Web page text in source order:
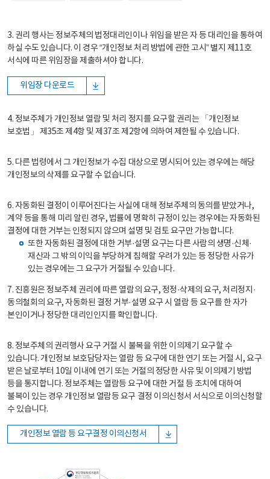
3. 권리 행사는 정보주체의 법정대리인이나 위임을 받은 자 등 대리인을 통하여
하실 수도 있습니다. 이 경우 “개인정보 처리 방법에 관한 고시” 별지 제11호
서식에 따른 위임장을 제출하셔야 합니다.
위임장 다운로드
4. 정보주체가 개인정보 열람 및 처리 정지를 요구할 권리는 「개인정보
보호법」 제35조 제4항 및 제37조 제2항에 의하여 제한될 수 있습니다.
5. 다른 법령에서 그 개인정보가 수집 대상으로 명시되어 있는 경우에는 해당
개인정보의 삭제를 요구할 수 없습니다.
6. 자동화된 결정이 이루어진다는 사실에 대해 정보주체의 동의를 받았거나,
계약 등을 통해 미리 알린 경우, 법률에 명확히 규정이 있는 경우에는 자동화된
결정에 대한 거부는 인정되지 않으며 설명 및 검토 요구만 가능합니다.
또한 자동화된 결정에 대한 거부·설명 요구는 다른 사람의 생명·신체·
재산과 그 밖의 이익을 부당하게 침해할 우려가 있는 등 정당한 사유가
있는 경우에는 그 요구가 거절될 수 있습니다.
7. 진흥원은 정보주체 권리에 따른 열람의 요구, 정정·삭제의 요구, 처리정지·
동의철회의 요구, 자동화된 결정 거부·설명 요구 시 열람 등 요구를 한 자가
본인이거나 정당한 대리인인지를 확인합니다.
8. 정보주체의 권리행사 요구 거절 시 불복을 위한 이의제기 요구할 수
있습니다. 개인정보 보호담당자는 열람 등 요구에 대한 연기 또는 거절 시, 요구
받은 날로부터 10일 이내에 연기 또는 거절의 정당한 사유 및 이의제기 방법
등을 통지합니다. 정보주체는 열람등 요구에 대한 거절 등 조치에 대하여
불복이 있는 경우 개인정보 열람등 요구 결정 이의신청서 서식으로 이의신청할
수 있습니다.
개인정보 열람 등 요구결정 이의신청서